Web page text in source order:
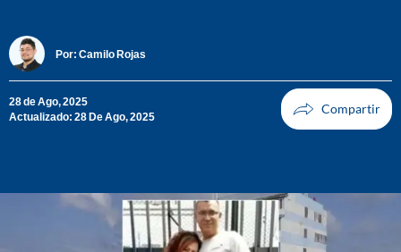
Por: Camilo Rojas
28 de Ago, 2025
Actualizado: 28 De Ago, 2025